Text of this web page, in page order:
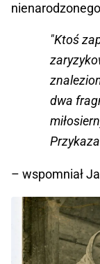
"Ktoś
dwa
– wspomniał